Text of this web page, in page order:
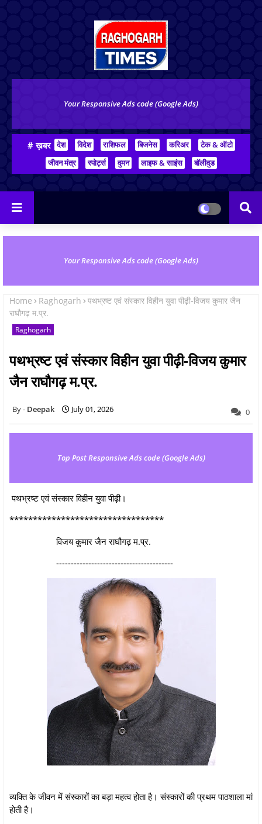
Your Responsive Ads code (Google Ads)
# ख़बर देश विदेश राशिफल बिजनेस करिअर
टेक & ऑटो
जीवन मंत्र
स्पोर्ट्स वुमन लाइफ & साइंस बॉलीवुड
Your Responsive Ads code (Google Ads)
Home Raghogarh
पथभ्रष्ट एवं संस्कार विहीन युवा पीढ़ी-विजय कुमार जैन
राघौगढ़ म.प्र.
Raghogarh
पथभ्रष्ट एवं संस्कार विहीन युवा पीढ़ी-विजय कुमार
जैन राघौगढ़ म.प्र.
Deepak July 01, 2026 0
Top Post Responsive Ads code (Google Ads)
पथभ्रष्ट एवं संस्कार विहीन युवा पीढ़ी।
*********************************
विजय कुमार जैन राघौगढ़ म.प्र.
----------------------------------------
व्यक्ति के जीवन में संस्कारों का बड़ा महत्व होता है। संस्कारों की प्रथम पाठशाला मां
होती है।